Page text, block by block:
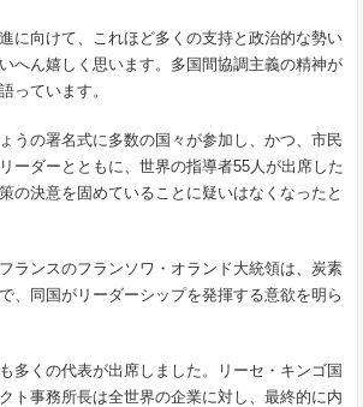
に向けて、これほど多くの支持と政治的な勢い
へん嬉しく思います。多国間協調主義の精神が
っています。
うの署名式に多数の国々が参加し、かつ、市民
ーダーとともに、世界の指導者55人が出席した
の決意を固めていることに疑いはなくなったと
ランスのフランソワ・オランド大統領は、炭素
、同国がリーダーシップを発揮する意欲を明ら
多くの代表が出席しました。リーセ・キンゴ国
ト事務所長は全世界の企業に対し、最終的に内